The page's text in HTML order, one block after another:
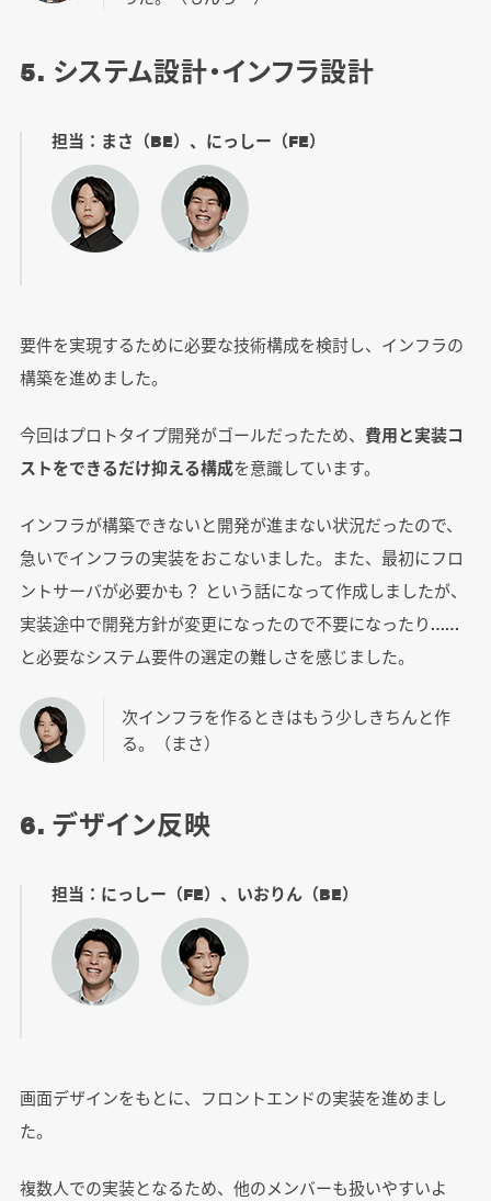
5. システム設計・インフラ設計
担当：まさ（BE）、にっしー（FE）
要件を実現するために必要な技術構成を検討し、インフラの
構築を進めました。
今回はプロトタイプ開発がゴールだったため、 費用と実装コ
ストをできるだけ抑える構成を意識しています。
インフラが構築できないと開発が進まない状況だったので、
急いでインフラの実装をおこないました。また、最初にフロ
ントサーバが必要かも？ という話になって作成しましたが、
実装途中で開発方針が変更になったので不要になったり……
と必要なシステム要件の選定の難しさを感じました。
次インフラを作るときはもう少しきちんと作
る。（まさ）
6. デザイン反映
担当：にっしー（FE）、いおりん（BE）
画面デザインをもとに、フロントエンドの実装を進めまし
た。
複数人での実装となるため、他のメンバーも扱いやすいよ